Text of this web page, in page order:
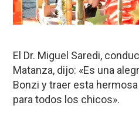
El Dr. Miguel Saredi,
Matanza, dijo: «Es una
Bonzi y traer esta
para todos los chicos».